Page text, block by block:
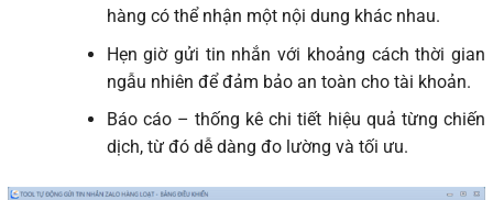
hàng có thể nhận một nội dung khác nhau.
Hẹn giờ gửi tin nhắn với khoảng cách thời gian
ngẫu nhiên để đảm bảo an toàn cho tài khoản.
Báo cáo – thống kê chi tiết hiệu quả từng chiến
dịch, từ đó dễ dàng đo lường và tối ưu.